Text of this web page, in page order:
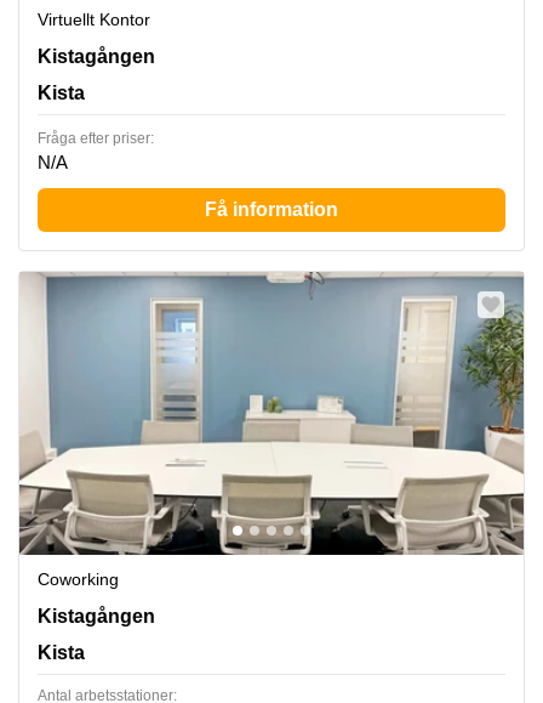
Virtuellt Kontor
Kistagången 20b, Kista
Kistagången
Kista
Fråga efter priser:
N/A
Få information
Coworking
Kistagången 20b, Kista
Kistagången
Kista
Antal arbetsstationer: